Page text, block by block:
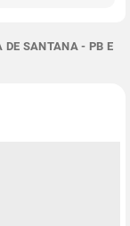
DE SANTANA - PB E